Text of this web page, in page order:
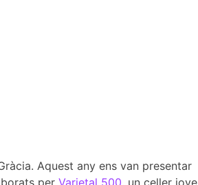
Aquest any ens van presentar
perVarietal 500, un celler jove